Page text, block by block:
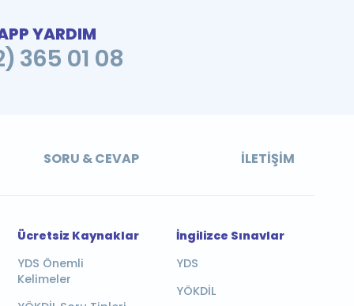
YARDIM
365 01 08
SORU & CEVAP İLETIŞIM
Ücretsiz Kaynaklar
YDS Önemli
Kelimeler
İngilizce Sınavlar
YDS
YÖKDİL